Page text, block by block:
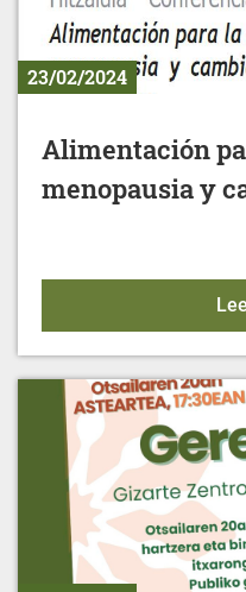
23/02/2024
Alimentación
menopausia y